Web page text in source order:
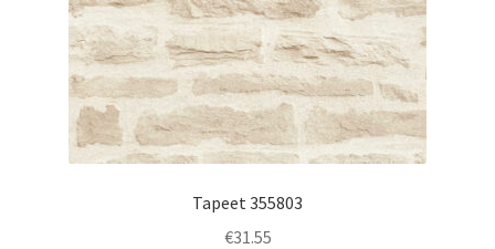
Tapeet 355803
€31.55